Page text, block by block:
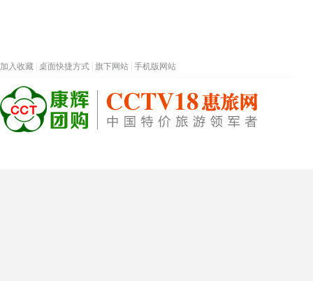
加入收藏 桌面快捷方式 旗下网站 手机版网站